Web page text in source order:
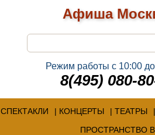
Афиша
Режим работы с 10:00
8(495) 080-
СПЕКТАКЛИ КОНЦЕРТЫ ТЕАТРЫ
ПРОСТРАНСТВО